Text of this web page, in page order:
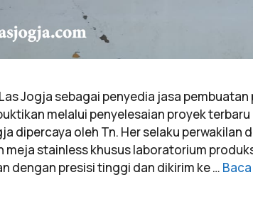
Jogja sebagai penyedia jasa
melalui penyelesaian proyek
dipercaya oleh Tn. Her selaku perwakilan
meja stainless khusus laboratorium
dengan presisi tinggi dan dikirim ke …